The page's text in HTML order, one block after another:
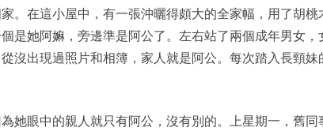
。在這小屋中，有一張沖曬得頗大的全家幅，用了胡桃
是她阿嫲，旁邊準是阿公了。左右站了兩個成年男女，
沒出現過照片和相簿，家人就是阿公。每次踏入長頸妹
她眼中的親人就只有阿公，沒有別的。上星期一，舊同